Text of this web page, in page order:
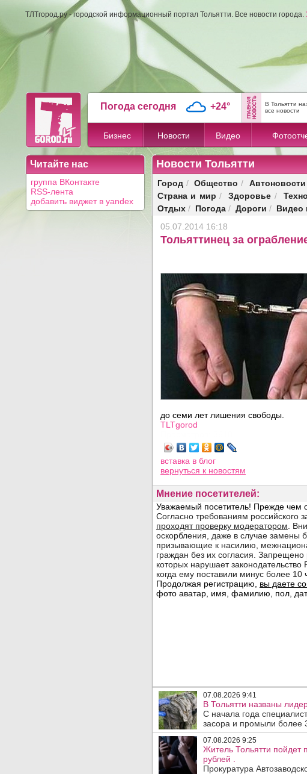
ТЛТгород.ру - городской информационный портал Тольятти. Все новости города.
Погода сегодня +24°
В Тольятти
все новости
Бизнес Новости Видео
Читайте нас
группа ВКонтакте
RSS-лента
добавить виджет в yandex
Новости Тольятти
Город / Общество / Автоновости
Страна и мир / Здоровье /
Отдых / Погода / Дороги / Видео
05.07.2014 16:18
Тольяттинец за
до семи лет лишения свободы.
TLTgorod
вставка в блог
вернуться к новостям
Мнение посетителей:
07.08.2026 9:41
В Тольятти названы
С начала года
засора и промыли более
07.08.2026 9:25
Житель Тольятти пойдет
рублей .
Прокуратура